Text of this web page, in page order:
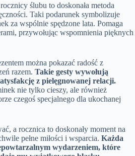
ślubu to doskonała metoda
Taki podarunek symbolizuje
za wspólnie spędzone lata. Pomaga
przywołując wspomnienia pięknych
można pokazać radość z
razem. Takie gesty wywołują
z pielęgnowanej relacji.
nie tylko cieszy, ale również
czegoś specjalnego dla ukochanej
a rocznica to doskonały moment na
pełne miłości i wsparcia. Każda
wydarzeniem, które